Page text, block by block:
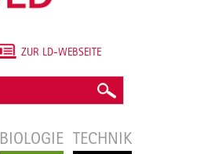
BIOLOGIE TECHNIK
ZUR LD-WEBSEITE